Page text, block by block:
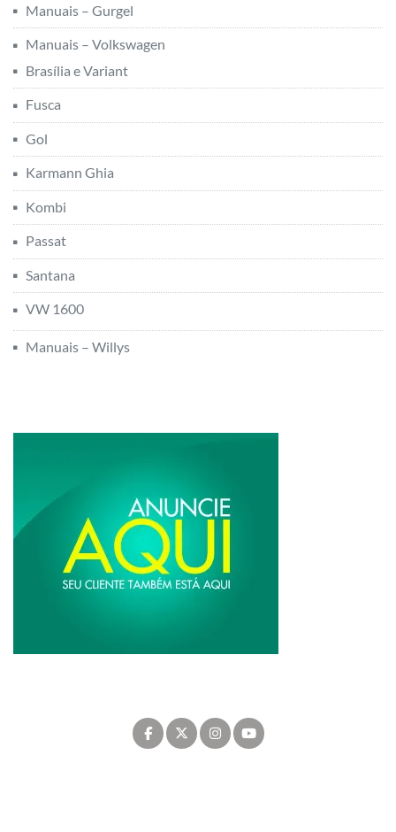
Manuais – Gurgel
Manuais – Volkswagen
Brasília e Variant
Fusca
Gol
Karmann Ghia
Kombi
Passat
Santana
VW 1600
Manuais – Willys